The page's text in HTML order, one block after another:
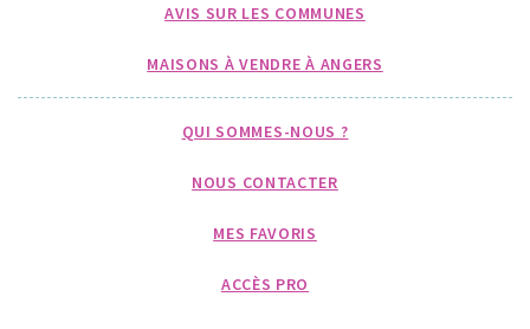
AVIS SUR LES COMMUNES
MAISONS À VENDRE À ANGERS
QUI SOMMES-NOUS ?
NOUS CONTACTER
MES FAVORIS
ACCÈS PRO